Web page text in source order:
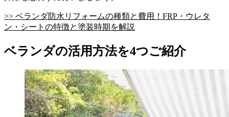
>> ベランダ防水リフォームの種類と費用！FRP・ウレタ
ン・シートの特徴と塗装時期を解説
ベランダの活用方法を4つご紹介